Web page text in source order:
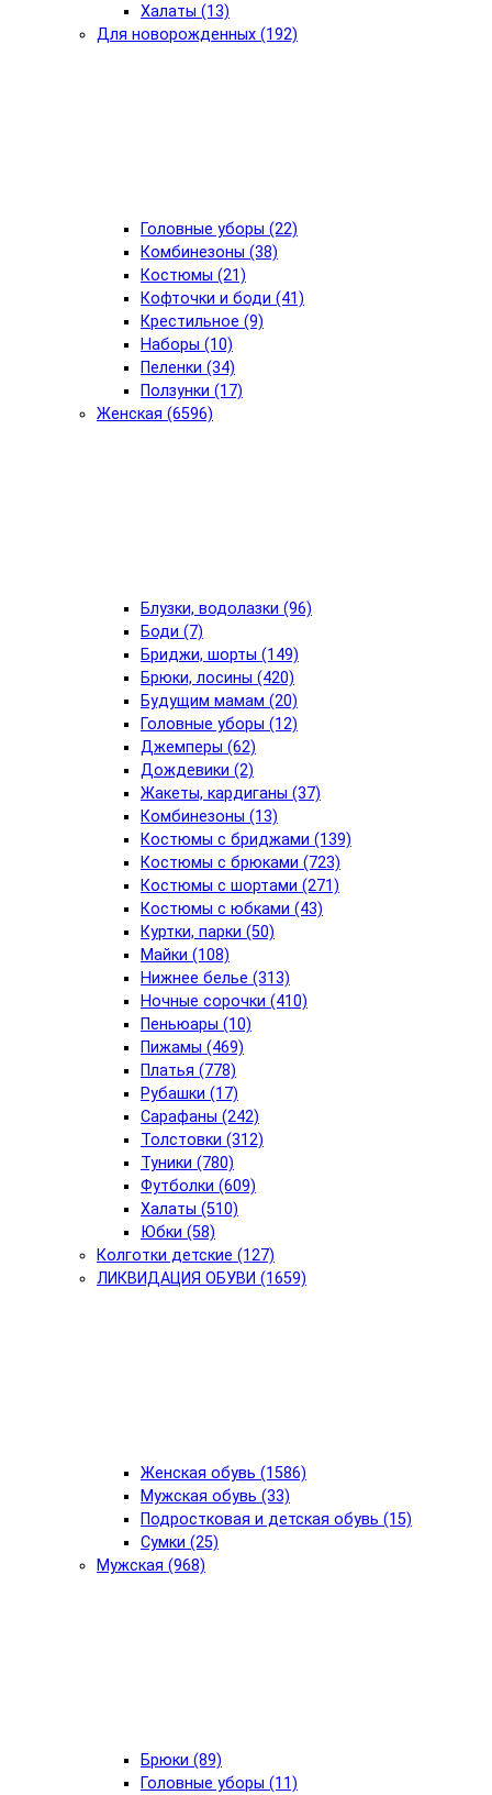
Халаты (13)
Для новорожденных (192)
Головные уборы (22)
Комбинезоны (38)
Костюмы (21)
Кофточки и боди (41)
Крестильное (9)
Наборы (10)
Пеленки (34)
Ползунки (17)
Женская (6596)
Блузки, водолазки (96)
Боди (7)
Бриджи, шорты (149)
Брюки, лосины (420)
Будущим мамам (20)
Головные уборы (12)
Джемперы (62)
Дождевики (2)
Жакеты, кардиганы (37)
Комбинезоны (13)
Костюмы с бриджами (139)
Костюмы с брюками (723)
Костюмы с шортами (271)
Костюмы с юбками (43)
Куртки, парки (50)
Майки (108)
Нижнее белье (313)
Ночные сорочки (410)
Пеньюары (10)
Пижамы (469)
Платья (778)
Рубашки (17)
Сарафаны (242)
Толстовки (312)
Туники (780)
Футболки (609)
Халаты (510)
Юбки (58)
Колготки детские (127)
ЛИКВИДАЦИЯ ОБУВИ (1659)
Женская обувь (1586)
Мужская обувь (33)
Подростковая и детская обувь (15)
Сумки (25)
Мужская (968)
Брюки (89)
Головные уборы (11)